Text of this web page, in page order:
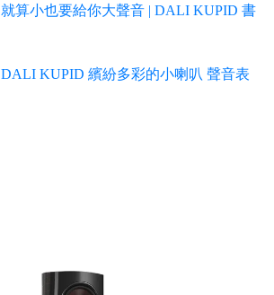
就算小也要給你大聲音 | DALI KUPID 書
DALI KUPID 繽紛多彩的小喇叭 聲音表